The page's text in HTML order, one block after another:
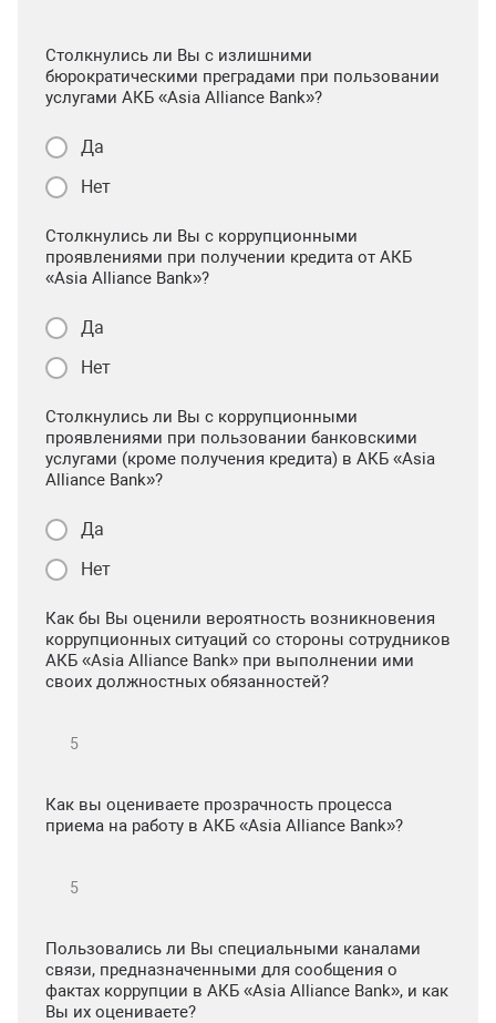
Столкнулись ли Вы с излишними
бюрократическими преградами при пользовании
услугами АКБ «Asia Alliance Bank»?
Да
Нет
Столкнулись ли Вы с коррупционными
проявлениями при получении кредита от АКБ
«Asia Alliance Bank»?
Да
Нет
Столкнулись ли Вы с коррупционными
проявлениями при пользовании банковскими
услугами (кроме получения кредита) в АКБ «Asia
Alliance Bank»?
Да
Нет
Как бы Вы оценили вероятность возникновения
коррупционных ситуаций со стороны сотрудников
АКБ «Asia Alliance Bank» при выполнении ими
своих должностных обязанностей?
Как вы оцениваете прозрачность процесса
приема на работу в АКБ «Asia Alliance Bank»?
Пользовались ли Вы специальными каналами
связи, предназначенными для сообщения о
фактах коррупции в АКБ «Asia Alliance Bank», и как
Вы их оцениваете?